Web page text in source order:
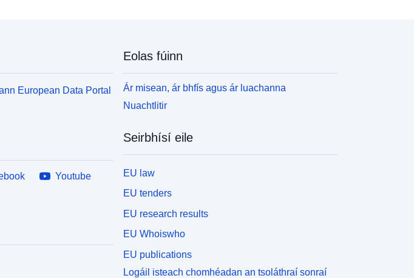
European Data Portal
Youtube
Eolas fúinn
Ár misean, ár bhfís agus ár luachanna
Nuachtlitir
Seirbhísí eile
EU law
EU tenders
EU research results
EU Whoiswho
EU publications
Logáil isteach chomhéadan an tsoláthraí sonraí